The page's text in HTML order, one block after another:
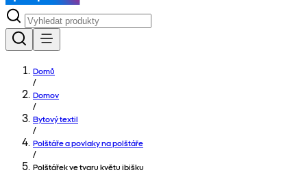
Domů
/
Domov
/
Bytový textil
/
Polštáře a povlaky na polštáře
/
Polštářek ve tvaru květu ibišku